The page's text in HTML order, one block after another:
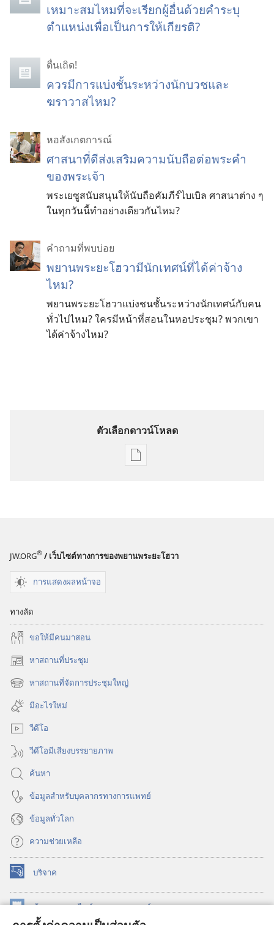
เหมาะสมไหมที่จะเรียกผู้อื่นด้วยคำระบุ
ตำแหน่งเพื่อเป็นการให้เกียรติ?
ตื่นเถิด!
ควรมีการแบ่งชั้นระหว่างนักบวชและ
ฆราวาสไหม?
หอสังเกตการณ์
ศาสนาที่ดีส่งเสริมความนับถือต่อพระคำ
ของพระเจ้า
พระเยซูสนับสนุนให้นับถือคัมภีร์ไบเบิล ศาสนาต่าง ๆ
ในทุกวันนี้ทำอย่างเดียวกันไหม?
คำถามที่พบบ่อย
พยานพระยะโฮวามีนักเทศน์ที่ได้ค่าจ้าง
ไหม?
พยานพระยะโฮวาแบ่งชนชั้นระหว่างนักเทศน์กับคน
ทั่วไปไหม? ใครมีหน้าที่สอนในหอประชุม? พวกเขา
ได้ค่าจ้างไหม?
ตัวเลือกดาวน์โหลด
ตัว
ตื่น
JW.ORG® / เว็บไซต์ทางการของพยานพระยะโฮวา
การแสดงผลหน้าจอ
ทางลัด
ขอ​ให้​มี​คน​มา​สอน
หาสถานที่ประชุม
(เปิด
หน้าต่างหาสถานที่จัดการประชุมใหญ่
(เปิด
หน้าต่าง
ใหม่)
มีอะไรใหม่
วีดีโอ
วีดีโอมีเสียงบรรยายภาพ
ค้นหา
ข้อมูล​สำหรับ​บุคลากร​ทาง​การ​แพทย์
ข้อมูล​ทั่ว​โลก
ความช่วยเหลือ
บริจาค
(เปิด
หน้าต่าง
ใหม่) ห้องสมุดออนไลน์ของวอชเทาเวอร์